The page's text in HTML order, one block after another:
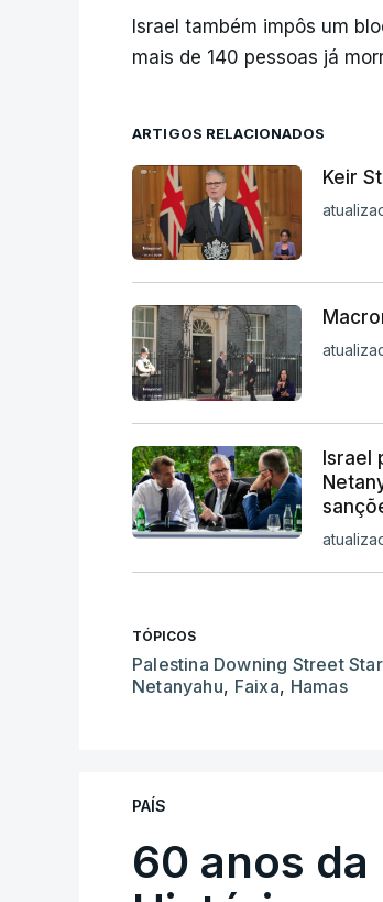
Israel também impôs um
mais de 140 pessoas já
ARTIGOS RELACIONADOS
Keir
Israel
TÓPICOS
Palestina Downing Street
Netanyahu, Faixa, Hamas
PAÍS
60 anos